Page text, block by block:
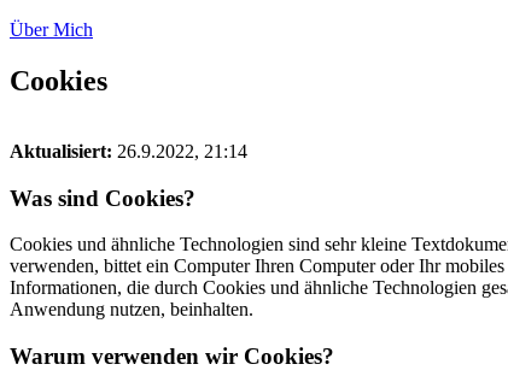
Über Mich
Cookies
Aktualisiert: 26.9.2022, 21:14
Was sind Cookies?
Cookies und ähnliche Technologien sind sehr kleine
verwenden, bittet ein Computer Ihren Computer oder Ihr
Informationen, die durch Cookies und ähnliche Technologien
Anwendung nutzen, beinhalten.
Warum verwenden wir Cookies?